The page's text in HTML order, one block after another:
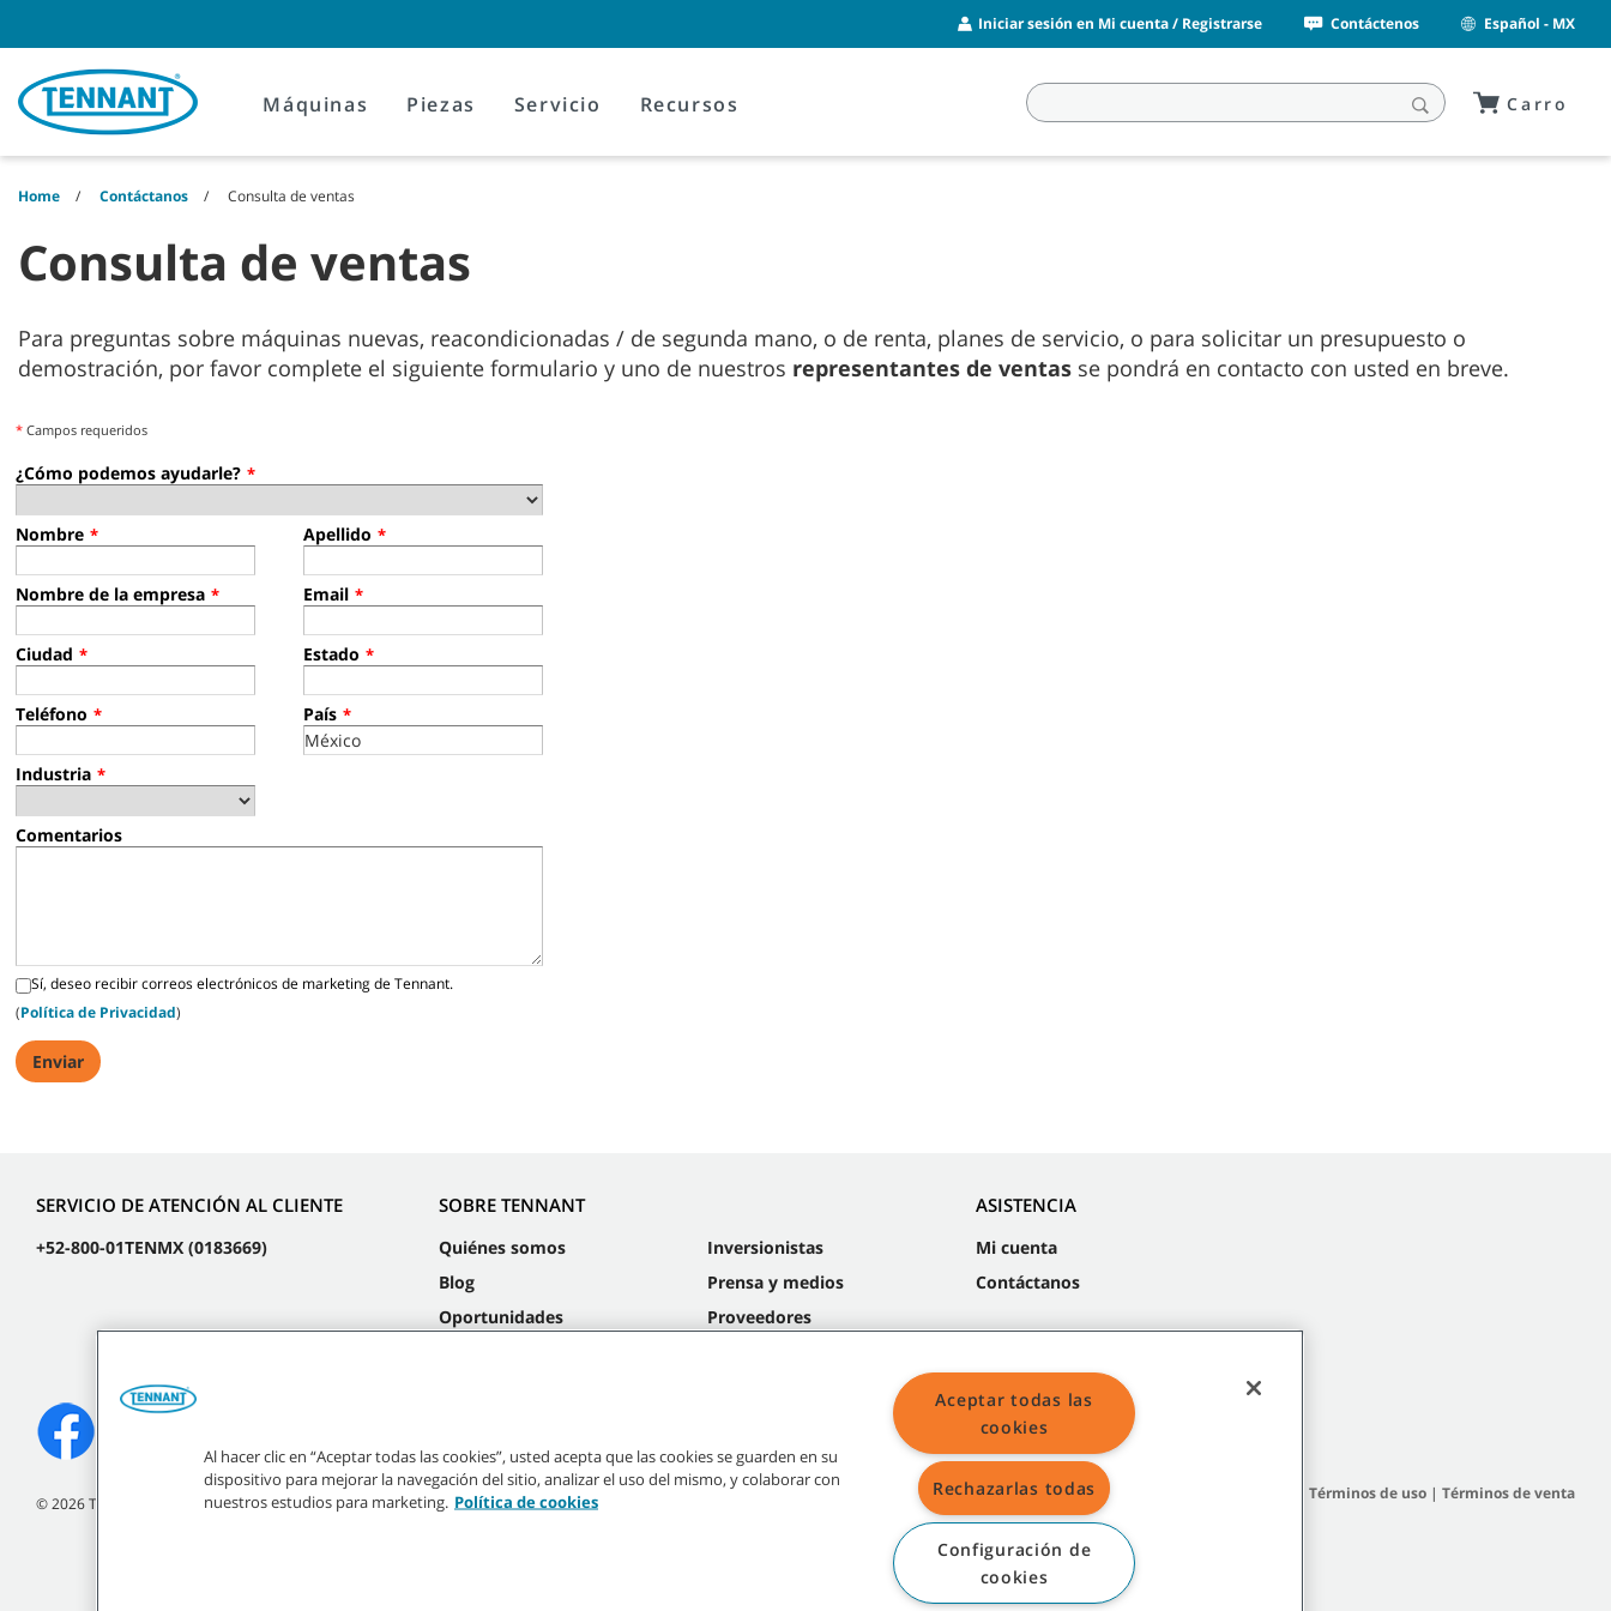
content
navigation
menu
Iniciar sesión en Mi cuenta / Registrarse Contáctenos Español - MX
Máquinas Piezas Servicio Recursos Carro
Home Contáctanos Consulta de ventas
Consulta de ventas
Para preguntas sobre máquinas nuevas, reacondicionadas / de segunda mano, o de renta, planes de servicio, o para solicitar un presupuesto o
demostración, por favor complete el siguiente formulario y uno de nuestros representantes de ventas se pondrá en contacto con usted en breve.
* Campos requeridos
¿Cómo podemos ayudarle? *
Nombre * Apellido *
Nombre de la empresa * Email *
Ciudad * Estado *
Teléfono * País *
Industria *
Comentarios
Sí, deseo recibir correos electrónicos de marketing de Tennant.
(Política de Privacidad)
SERVICIO DE ATENCIÓN AL CLIENTE
+52-800-01TENMX (0183669)
SOBRE TENNANT
Quiénes somos
Blog
Oportunidades
Inversionistas
Prensa y medios
Proveedores
ASISTENCIA
Mi cuenta
Contáctanos
©2026Tennant Company. Todos los derechos reservados.
Mapa del sitio Términos de uso| Términos de venta
Al hacer clic en “Aceptar todas las cookies”, usted acepta que las cookies se guarden en su
dispositivo para mejorar la navegación del sitio, analizar el uso del mismo, y colaborar con
nuestros estudios para marketing. Política de cookies
Aceptar todas las
cookies
Rechazarlas todas
Configuración de
cookies